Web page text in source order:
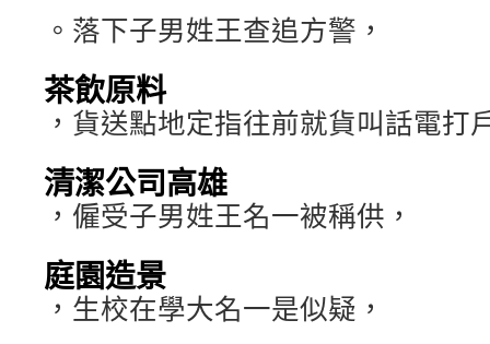
。落下子男姓王查追方警，
茶飲原料
，貨送點地定指往前就貨叫話電打
清潔公司高雄
，僱受子男姓王名一被稱供，
庭園造景
，生校在學大名一是似疑，